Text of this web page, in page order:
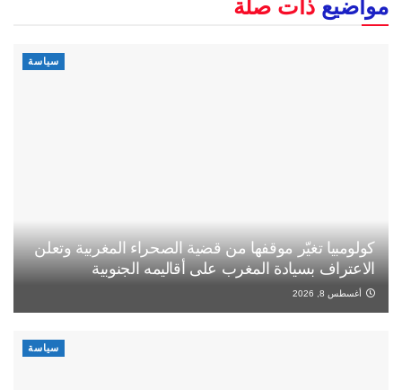
مواضيع ذات صلة
سياسة
كولومبيا تغيّر موقفها من قضية الصحراء المغربية وتعلن
الاعتراف بسيادة المغرب على أقاليمه الجنوبية
أغسطس 8, 2026
سياسة